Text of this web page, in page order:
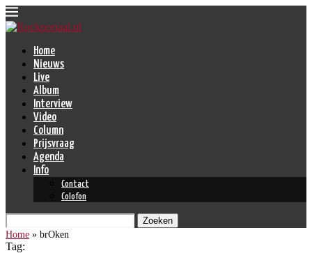
Home
Nieuws
Live
Album
Interview
Video
Column
Prijsvraag
Agenda
Info
Contact
Colofon
Zoeken
Home » brOken
Tag: